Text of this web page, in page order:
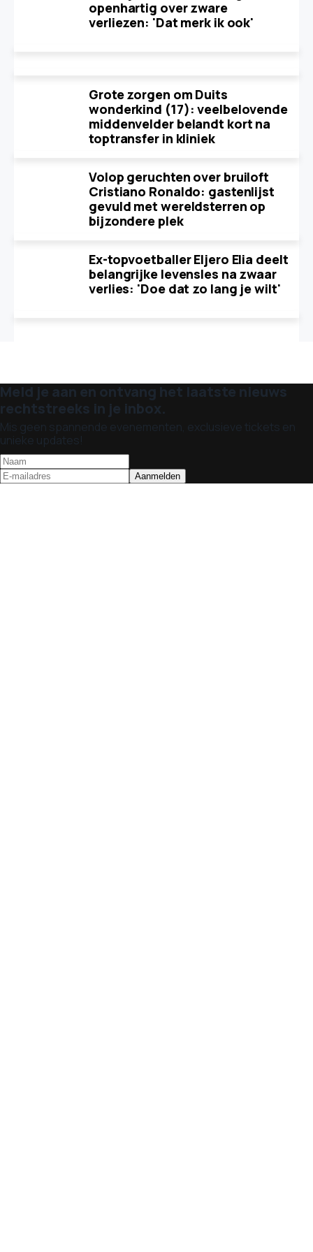
openhartig over zware
verliezen: 'Dat merk ik ook'
Grote zorgen om Duits
wonderkind (17): veelbelovende
middenvelder belandt kort na
toptransfer in kliniek
Volop geruchten over bruiloft
Cristiano Ronaldo: gastenlijst
gevuld met wereldsterren op
bijzondere plek
Ex-topvoetballer Eljero Elia deelt
belangrijke levensles na zwaar
verlies: 'Doe dat zo lang je wilt'
Meld je aan en ontvang het laatste nieuws
rechtstreeks in je inbox.
Mis geen spannende evenementen, exclusieve tickets en
unieke updates!